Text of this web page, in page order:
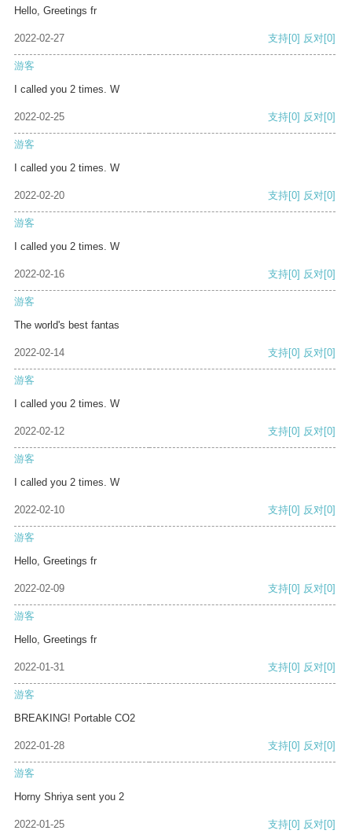
Hello, Greetings fr
2022-02-27 支持[0] 反对[0]
游客
I called you 2 times. W
2022-02-25 支持[0] 反对[0]
游客
I called you 2 times. W
2022-02-20 支持[0] 反对[0]
游客
I called you 2 times. W
2022-02-16 支持[0] 反对[0]
游客
The world's best fantas
2022-02-14 支持[0] 反对[0]
游客
I called you 2 times. W
2022-02-12 支持[0] 反对[0]
游客
I called you 2 times. W
2022-02-10 支持[0] 反对[0]
游客
Hello, Greetings fr
2022-02-09 支持[0] 反对[0]
游客
Hello, Greetings fr
2022-01-31 支持[0] 反对[0]
游客
BREAKING! Portable CO2
2022-01-28 支持[0] 反对[0]
游客
Horny Shriya sent you 2
2022-01-25 支持[0] 反对[0]